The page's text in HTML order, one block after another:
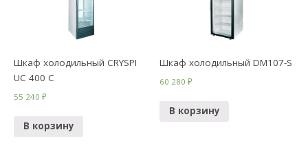
Шкаф холодильный CRYSPI
UC 400 С
55 240₽
В корзину
Шкаф холодильный DM107-S
60 280₽
В корзину